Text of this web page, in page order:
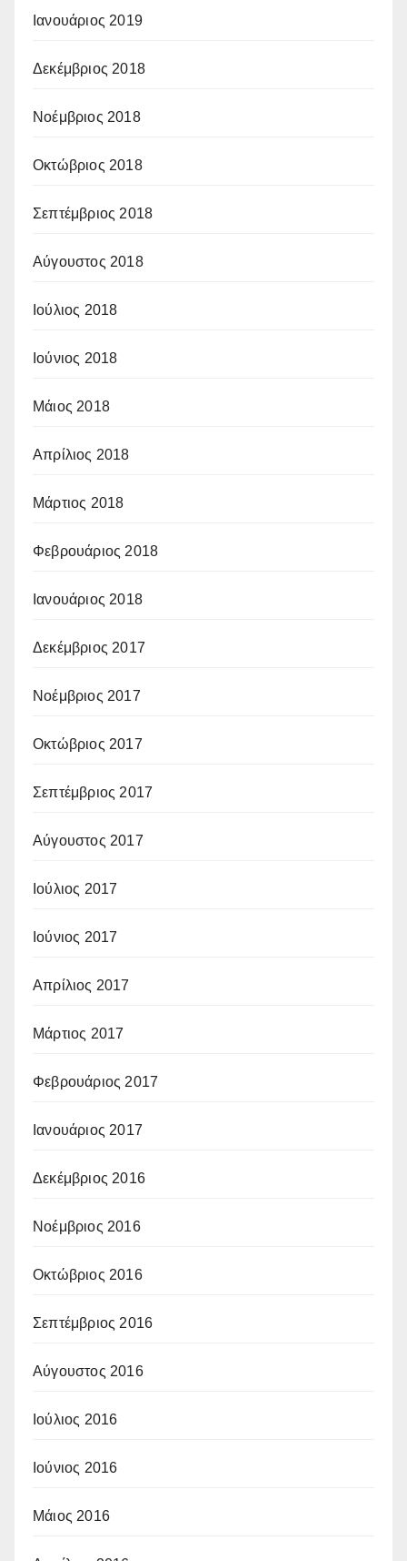
Ιανουάριος 2019
Δεκέμβριος 2018
Νοέμβριος 2018
Οκτώβριος 2018
Σεπτέμβριος 2018
Αύγουστος 2018
Ιούλιος 2018
Ιούνιος 2018
Μάιος 2018
Απρίλιος 2018
Μάρτιος 2018
Φεβρουάριος 2018
Ιανουάριος 2018
Δεκέμβριος 2017
Νοέμβριος 2017
Οκτώβριος 2017
Σεπτέμβριος 2017
Αύγουστος 2017
Ιούλιος 2017
Ιούνιος 2017
Απρίλιος 2017
Μάρτιος 2017
Φεβρουάριος 2017
Ιανουάριος 2017
Δεκέμβριος 2016
Νοέμβριος 2016
Οκτώβριος 2016
Σεπτέμβριος 2016
Αύγουστος 2016
Ιούλιος 2016
Ιούνιος 2016
Μάιος 2016